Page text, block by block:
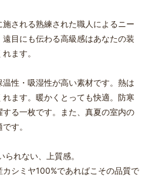
される熟練された職人によるニー
目にも伝わる高級感はあなたの装
ます。
性・吸湿性が高い素材です。熱は
ます。暖かくとっても快適。防寒
る一枚です。また、真夏の室内の
す。
れない、上質感。
シミヤ100%であればこその品質で